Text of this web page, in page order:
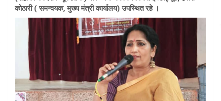
कोठारी ( समन्वयक, मुख्य मंत्री कार्यालय) उपस्थित रहे ।